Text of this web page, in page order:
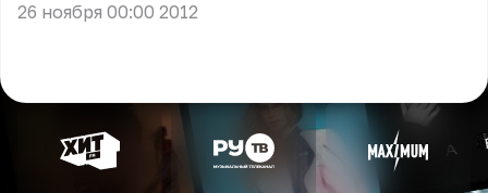
26 ноября 00:00 2012